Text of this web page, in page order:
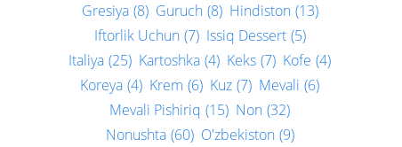
Gresiya (8) Guruch (8) Hindiston (13)
Iftorlik Uchun (7) Issiq Dessert (5)
Italiya (25) Kartoshka (4) Keks (7) Kofe (4)
Koreya (4) Krem (6) Kuz (7) Mevali (6)
Mevali Pishiriq (15) Non (32)
Nonushta (60) O'zbekiston (9)